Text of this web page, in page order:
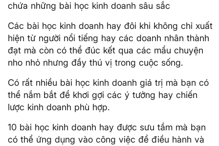
chứa những bài học kinh doanh sâu sắc
Các bài học kinh doanh hay đôi khi không chỉ xuất
hiện từ người nổi tiếng hay các doanh nhân thành
đạt mà còn có thể đúc kết qua các mẩu chuyện
nho nhỏ nhưng đầy thú vị trong cuộc sống.
Có rất nhiều bài học kinh doanh giá trị mà bạn có
thể nắm bắt để khơi gợi các ý tưởng hay chiến
lược kinh doanh phù hợp.
10 bài học kinh doanh hay được sưu tầm mà bạn
có thể ứng dụng vào công việc để điều hành và